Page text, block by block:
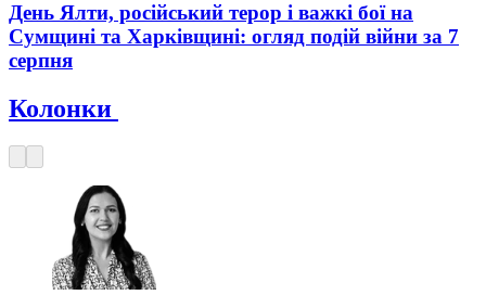
День Ялти, російський терор і важкі бої на
Сумщині та Харківщині: огляд подій війни за 7
серпня
Колонки